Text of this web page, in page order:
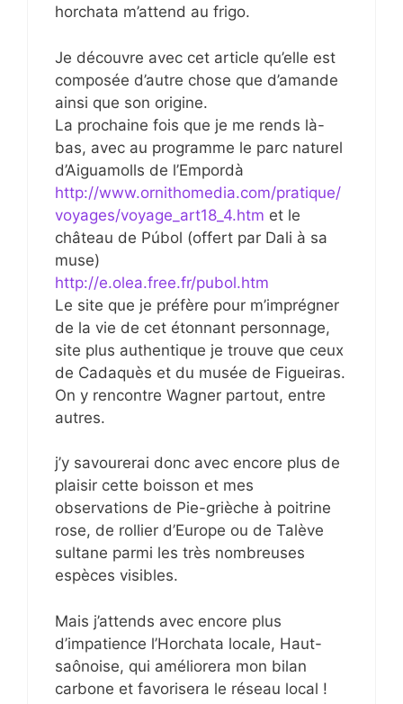
horchata m’attend au frigo.
Je découvre avec cet article qu’elle est
composée d’autre chose que d’amande
ainsi que son origine.
La prochaine fois que je me rends là-
bas, avec au programme le parc naturel
d’Aiguamolls de l’Empordà
http://www.ornithomedia.com/pratique/
voyages/voyage_art18_4.htm et le
château de Púbol (offert par Dali à sa
muse)
http://e.olea.free.fr/pubol.htm
Le site que je préfère pour m’imprégner
de la vie de cet étonnant personnage,
site plus authentique je trouve que ceux
de Cadaquès et du musée de Figueiras.
On y rencontre Wagner partout, entre
autres.
j’y savourerai donc avec encore plus de
plaisir cette boisson et mes
observations de Pie-grièche à poitrine
rose, de rollier d’Europe ou de Talève
sultane parmi les très nombreuses
espèces visibles.
Mais j’attends avec encore plus
d’impatience l’Horchata locale, Haut-
saônoise, qui améliorera mon bilan
carbone et favorisera le réseau local !